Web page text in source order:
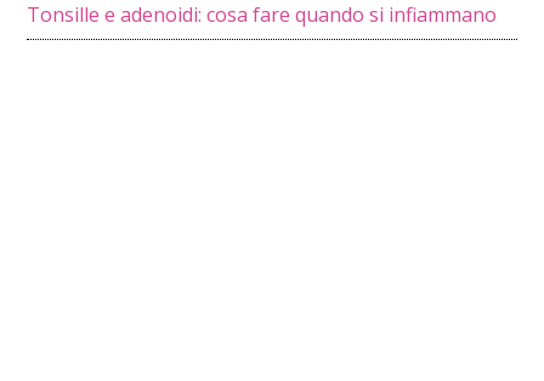
Tonsille e adenoidi: cosa fare quando si infiammano